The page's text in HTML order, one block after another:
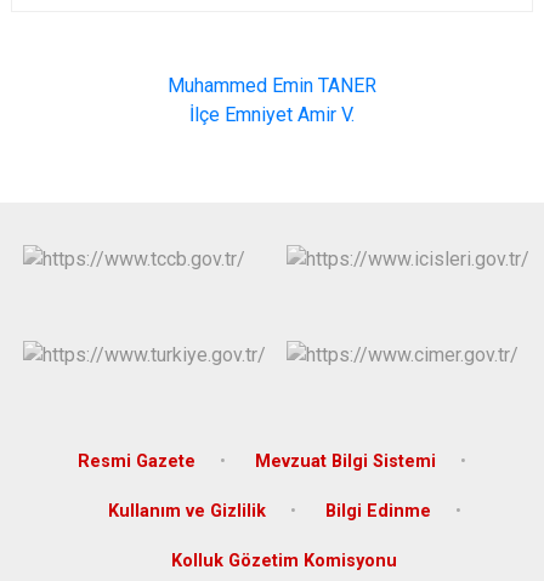
Muhammed Emin TANER
İlçe Emniyet Amir V.
Resmi Gazete Mevzuat Bilgi Sistemi
Kullanım ve Gizlilik Bilgi Edinme
Kolluk Gözetim Komisyonu